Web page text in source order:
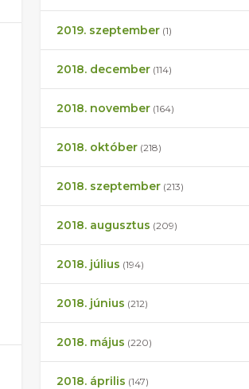
2019. szeptember (1)
2018. december (114)
2018. november (164)
2018. október (218)
2018. szeptember (213)
2018. augusztus (209)
2018. július (194)
2018. június (212)
2018. május (220)
2018. április (147)